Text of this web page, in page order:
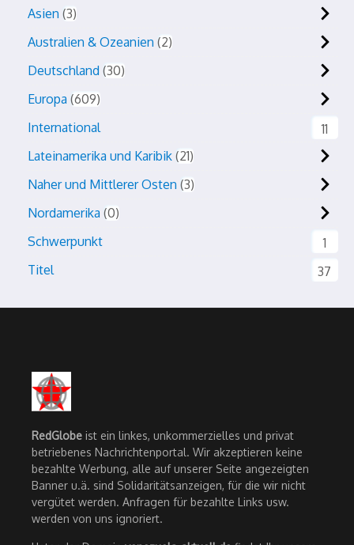
Asien 3
Australien & Ozeanien 2
Deutschland 30
Europa 609
International
11
Lateinamerika und Karibik 21
Naher und Mittlerer Osten 3
Nordamerika 0
Schwerpunkt
1
Titel
37
RedGlobe ist ein linkes, unkommerzielles und privat
betriebenes Nachrichtenportal. Wir akzeptieren keine
bezahlte Werbung, alle auf unserer Seite angezeigten
Banner u.ä. sind Solidaritätsanzeigen, für die wir nicht
vergütet werden. Anfragen für bezahlte Links usw.
werden von uns ignoriert.